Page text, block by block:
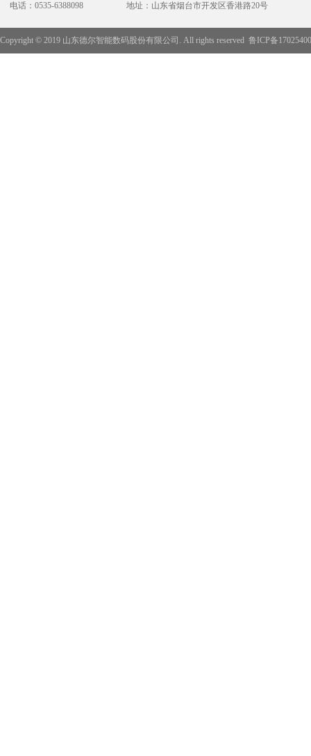
电话：0535-6388098 地址：山东省烟台市开发区香港路20号
Copyright © 2019 山东德尔智能数码股份有限公司. All rights reserved 鲁ICP备